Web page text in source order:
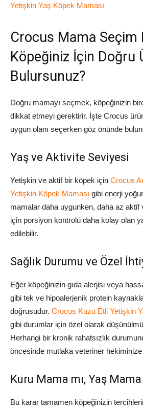
Yetişkin Yaş Köpek Maması
Crocus Mama Seçim
Köpeğiniz İçin Doğru
Bulursunuz?
Doğru mamayı seçmek, köpeğinizin
dikkat etmeyi gerektirir. İşte Crocus
uygun olanı seçerken göz önünde
Yaş ve Aktivite Seviyesi
Yetişkin ve aktif bir köpek için Crocus
Yetişkin Köpek Maması gibi enerji
mamalar daha uygunken, daha az aktif
için porsiyon kontrolü daha kolay olan
edilebilir.
Sağlık Durumu ve Özel
Eğer köpeğinizin gıda alerjisi veya
gibi tek ve hipoalerjenik protein
doğrusudur. Crocus Kuzu Etli Yetişkin
gibi durumlar için özel olarak
Herhangi bir kronik rahatsızlık
öncesinde mutlaka veteriner hekiminize
Kuru Mama mı, Yaş Mama
Bu karar tamamen köpeğinizin